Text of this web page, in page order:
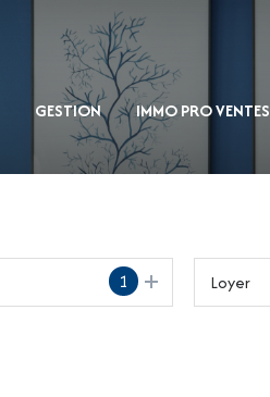
GESTION IMMO PRO VENTES
1 Loyer